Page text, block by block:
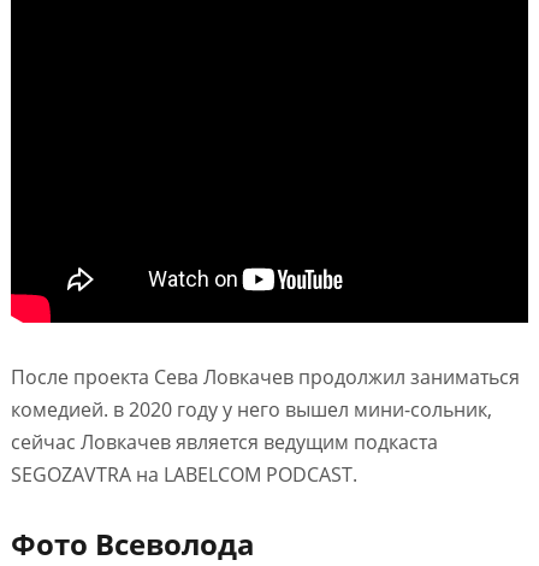
После проекта Сева Ловкачев продолжил заниматься
комедией. в 2020 году у него вышел мини-сольник,
сейчас Ловкачев является ведущим подкаста
SEGOZAVTRA на LABELCOM PODCAST.
Фото Всеволода